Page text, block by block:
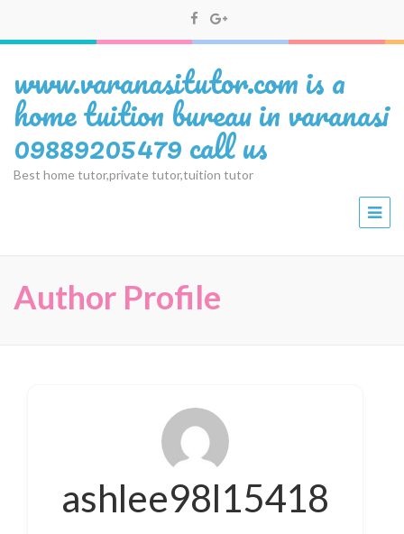
www.varanasitutor.com is a
home tuition bureau in varanasi
09889205479 call us
Best home tutor,private tutor,tuition tutor
Author Profile
ashlee98l15418